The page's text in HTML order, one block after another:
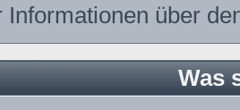
Informationen über
Was